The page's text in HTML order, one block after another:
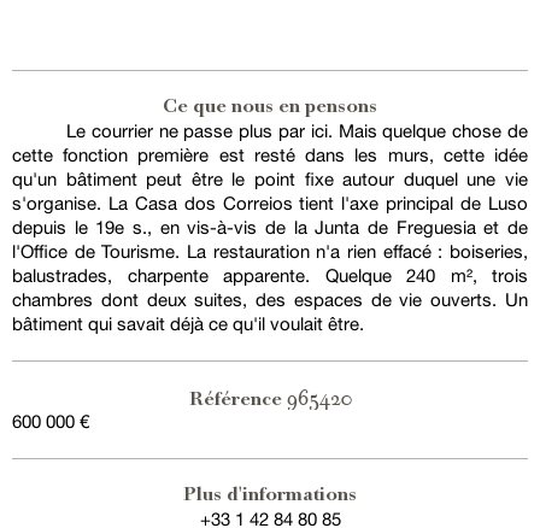
Ce que nous en pensons
Le courrier ne passe plus par ici. Mais quelque chose de
cette fonction première est resté dans les murs, cette idée
qu'un bâtiment peut être le point fixe autour duquel une vie
s'organise. La Casa dos Correios tient l'axe principal de Luso
depuis le 19e s., en vis-à-vis de la Junta de Freguesia et de
l'Office de Tourisme. La restauration n'a rien effacé : boiseries,
balustrades, charpente apparente. Quelque 240 m², trois
chambres dont deux suites, des espaces de vie ouverts. Un
bâtiment qui savait déjà ce qu'il voulait être.
Référence 965420
600 000 €
Plus d'informations
+33 1 42 84 80 85